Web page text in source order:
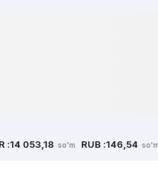
:14 053,18 so'm RUB :146,54 so'm